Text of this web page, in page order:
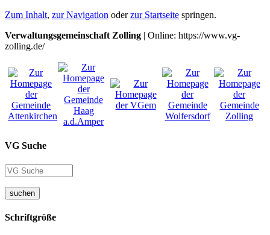
Zum Inhalt, zur Navigation oderzur Startseite springen.
Verwaltungsgemeinschaft Zolling | Online: https://www.vg-
zolling.de/
VG Suche
suchen
Schriftgröße